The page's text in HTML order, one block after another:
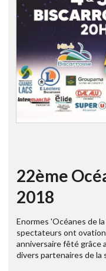
22ème
2018
Enormes 'Océanes de
spectateurs ont
anniversaire fêté grâce
divers partenaires de